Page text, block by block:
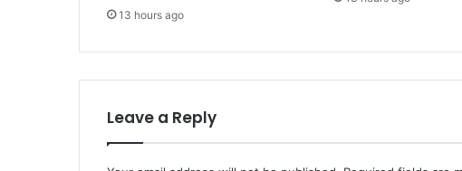
13 hours ago
Leave a Reply